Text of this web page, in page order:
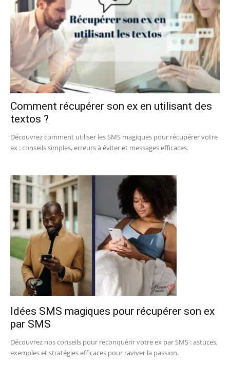
Comment récupérer son ex en utilisant des
textos ?
Découvrez comment utiliser les SMS magiques pour récupérer votre
ex : conseils simples, erreurs à éviter et messages efficaces.
Idées SMS magiques pour récupérer son ex
par SMS
Découvrez nos conseils pour reconquérir votre ex par SMS : astuces,
exemples et stratégies efficaces pour raviver la passion.